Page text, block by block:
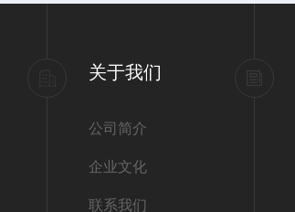
关于我们
公司简介
企业文化
联系我们